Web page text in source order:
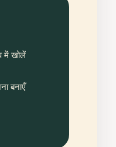
में खोलें
बनाएँ